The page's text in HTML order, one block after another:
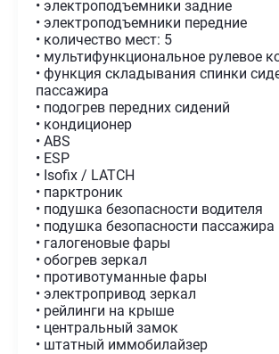
• электроподъемники задние
• электроподъемники передние
• количество мест: 5
• мультифункциональное рулевое
• функция складывания спинки
пассажира
• подогрев передних сидений
• кондиционер
• ABS
• ESP
• Isofix / LATCH
• парктроник
• подушка безопасности водителя
• подушка безопасности пассажира
• галогеновые фары
• обогрев зеркал
• противотуманные фары
• электропривод зеркал
• рейлинги на крыше
• центральный замок
• штатный иммобилайзер